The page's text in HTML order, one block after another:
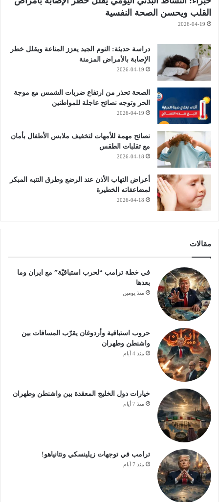
القلب ويحسن الصحة النفسية
2026-04-19
دراسة حديثة: النوم الجيد يعزز المناعة ويقلل خطر
الإصابة بالأمراض المزمنة
2026-04-19
الصحة تحذر من ارتفاع ضربات الشمس مع موجة
الحر وتوجه نصائح عاجلة للمواطنين
2026-04-19
نصائح مهمة للأمهات لتخفيف ملابس الأطفال بأمان
مع تقلبات الطقس
2026-04-18
أعراض التهاب الأذن عند الرضع وطرق التنبه المبكر
لمضاعفاته الخطيرة
2026-04-18
مقالات
في خطة ترامب “لحرب استباقيّة” مع ايران وما
بعدها
منذ يومين
حروب استباقية وأردوغان يقرّب المسافات بين
واشنطن وطهران
منذ 4 أيام
خيارات دول الخليج المعقدة بين واشنطن وطهران
منذ 7 أيام
ترامب في توجهات زيلينسكي ونتانياهو!
منذ 7 أيام